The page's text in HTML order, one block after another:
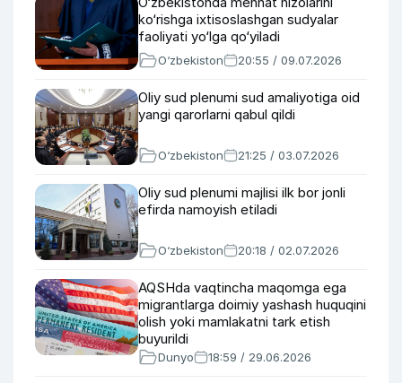
ko‘rishga ixtisoslashgan sudyalar
faoliyati yo‘lga qo‘yiladi
O‘zbekiston 20:55 / 09.07.2026
Oliy sud plenumi sud amaliyotiga oid
yangi qarorlarni qabul qildi
O‘zbekiston 21:25 / 03.07.2026
Oliy sud plenumi majlisi ilk bor jonli
efirda namoyish etiladi
O‘zbekiston 20:18 / 02.07.2026
AQSHda vaqtincha maqomga ega
migrantlarga doimiy yashash huquqini
olish yoki mamlakatni tark etish
buyurildi
Dunyo 18:59 / 29.06.2026